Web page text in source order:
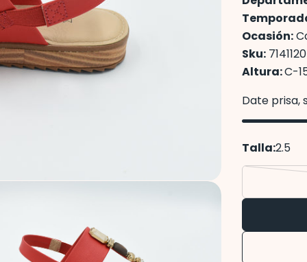
Ocasión:
Sku: 7141120
Altura:C-
Date prisa,
Talla:2.5